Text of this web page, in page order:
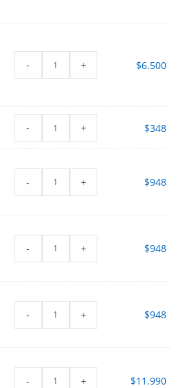
- + $6.500
- + $348
- + $948
- + $948
- + $948
- + $11.990